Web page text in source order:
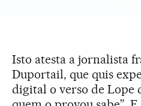
Isto atesta a jornalista
Duportail, que quis
digital o verso de Lope